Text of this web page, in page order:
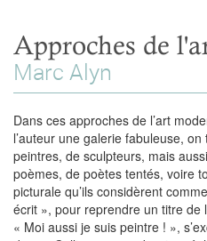
Approches de
Marc Alyn
Dans ces approches de l’art
l’auteur une galerie fabuleuse,
peintres, de sculpteurs, mais
poèmes, de poètes tentés, voire
picturale qu’ils considèrent
écrit », pour reprendre un titre de
« Moi aussi je suis peintre ! »,